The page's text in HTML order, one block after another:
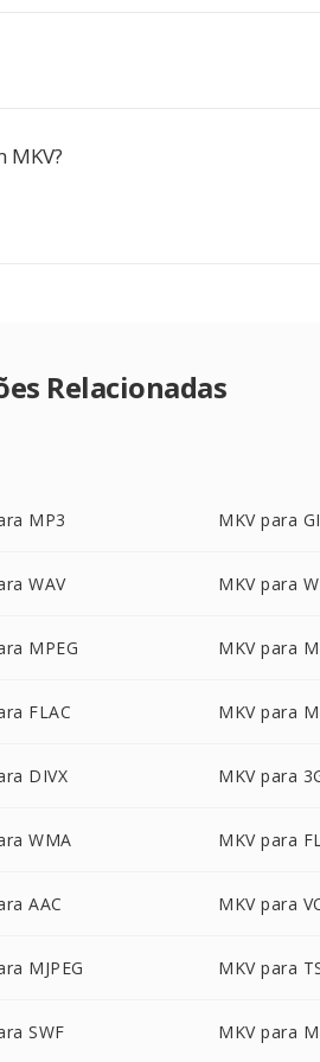
MKV?
Relacionadas
MP3 MKV para
WAV MKV para
MPEG MKV para
FLAC MKV para
DIVX MKV para
WMA MKV para
AAC MKV para
MJPEG MKV para
SWF MKV para